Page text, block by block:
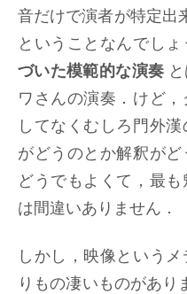
音だけで演者が特定出
ということなんでしょ
づいた模範的な演奏
ワさんの演奏．けど
してなくむしろ門外
がどうのとか解釈が
どうでもよくて，最
は間違いありません．
しかし，映像という
りもの凄いものがあり